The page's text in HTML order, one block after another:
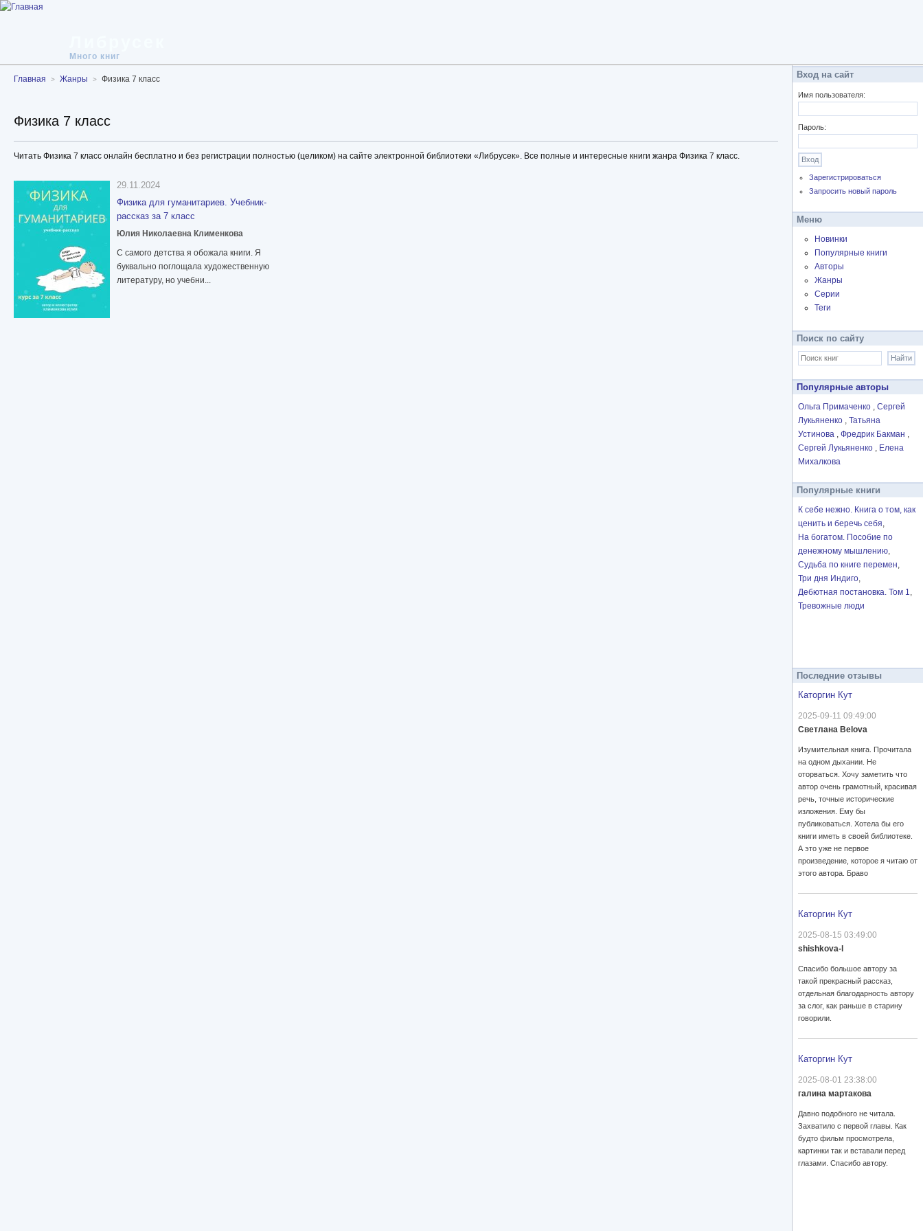
Много книг
Главная Жанры Физика 7 класс
Физика 7 класс
Читать Физика 7 класс онлайн бесплатно и без регистрации полностью (целиком) на сайте электронной библиотеки «Либрусек». Все полные и интересные книги жанра Физика 7 класс.
29.11.2024
Физика для гуманитариев. Учебник-
рассказ за 7 класс
Юлия Николаевна Клименкова
С самого детства я обожала книги. Я
буквально поглощала художественную
литературу, но учебни...
Вход на сайт
Имя пользователя:
Пароль:
Зарегистрироваться
Запросить новый пароль
Меню
Новинки
Популярные книги
Авторы
Жанры
Серии
Теги
Поиск по сайту
Популярные авторы
Ольга Примаченко
Сергей
Лукьяненко
Татьяна
Устинова
Фредрик Бакман
Сергей Лукьяненко
Елена
Михалкова
Популярные книги
К себе нежно. Книга о том, как
ценить и беречь себя
На богатом. Пособие по
денежному мышлению
Судьба по книге перемен
Три дня Индиго
Дебютная постановка. Том 1
Тревожные люди
Последние отзывы
Каторгин Кут
2025-09-11 09:49:00
Светлана Belova
Изумительная книга. Прочитала
на одном дыхании. Не
оторваться. Хочу заметить что
автор очень грамотный, красивая
речь, точные исторические
изложения. Ему бы
публиковаться. Хотела бы его
книги иметь в своей библиотеке.
А это уже не первое
произведение, которое я читаю от
этого автора. Браво
Каторгин Кут
2025-08-15 03:49:00
shishkova-l
Спасибо большое автору за
такой прекрасный рассказ,
отдельная благодарность автору
за слог, как раньше в старину
говорили.
Каторгин Кут
2025-08-01 23:38:00
галина мартакова
Давно подобного не читала.
Захватило с первой главы. Как
будто фильм просмотрела,
картинки так и вставали перед
глазами. Спасибо автору.